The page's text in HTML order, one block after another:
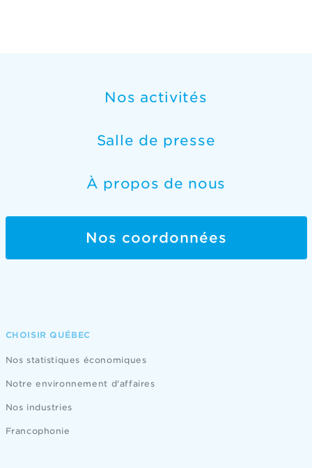
Nos activités
Salle de presse
À propos de nous
Nos coordonnées
CHOISIR QUÉBEC
Nos statistiques économiques
Notre environnement d'affaires
Nos industries
Francophonie